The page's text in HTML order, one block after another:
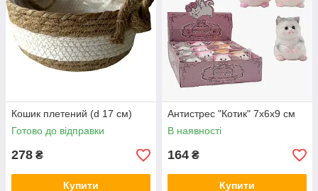
Кошик плетений (d 17 см)
Готово до відправки
278 ₴
Купити
Антистрес "Котик" 7х6х9 см
В наявності
164 ₴
Купити